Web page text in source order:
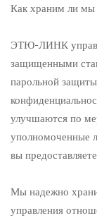
Как храним ли
ЭТЮ-ЛИНК
защищенными
парольной
улучшаются по
уполномоченные
вы предоставляете
Мы надежно
управления